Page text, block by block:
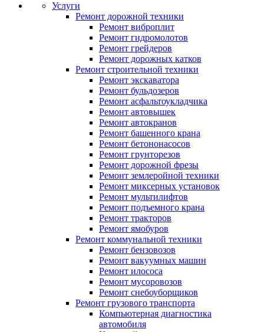
Услуги
Ремонт дорожной техники
Ремонт виброплит
Ремонт гидромолотов
Ремонт грейдеров
Ремонт дорожных катков
Ремонт строительной техники
Ремонт экскаватора
Ремонт бульдозеров
Ремонт асфальтоукладчика
Ремонт автовышек
Ремонт автокранов
Ремонт башенного крана
Ремонт бетононасосов
Ремонт грунторезов
Ремонт дорожной фрезы
Ремонт землеройной техники
Ремонт миксерных установок
Ремонт мультилифтов
Ремонт подъемного крана
Ремонт тракторов
Ремонт ямобуров
Ремонт коммунальной техники
Ремонт бензовозов
Ремонт вакуумных машин
Ремонт илососа
Ремонт мусоровозов
Ремонт снебоуборщиков
Ремонт грузового транспорта
Компьютерная диагностика
автомобиля